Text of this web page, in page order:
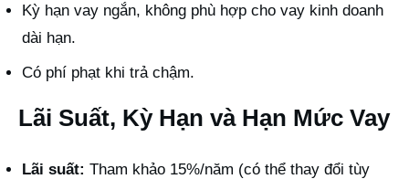
Kỳ hạn vay ngắn, không phù hợp cho vay kinh doanh
dài hạn.
Có phí phạt khi trả chậm.
Lãi Suất, Kỳ Hạn và Hạn Mức Vay
Lãi suất: Tham khảo 15%/năm (có thể thay đổi tùy